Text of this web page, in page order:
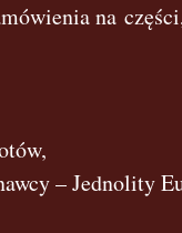
na
– Jednolity